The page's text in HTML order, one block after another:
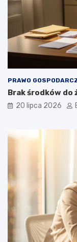
PRAWO
Brak środków do
20 lipca 2026